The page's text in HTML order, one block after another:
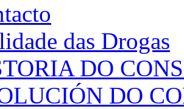
das Drogas
DO
DO